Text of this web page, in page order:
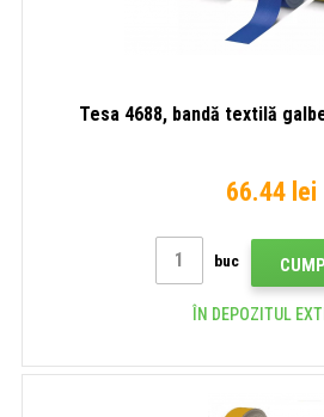
Tesa 4688, bandă textilă
66.44 lei
buc
ÎN DEPOZITUL